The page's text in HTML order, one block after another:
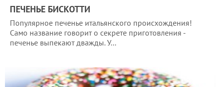
ПЕЧЕНЬЕ БИСКОТТИ
Популярное печенье итальянского происхождения!
Само название говорит о секрете приготовления -
печенье выпекают дважды. У…